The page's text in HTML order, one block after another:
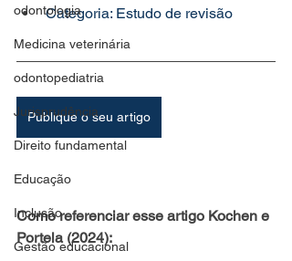
odontologia
Medicina veterinária
odontopediatria
Jurisprudência
Direito fundamental
Educação
Inclusão
Gestão educacional
Categoria: Estudo de revisão
Publique o seu artigo
Como referenciar esse artigo Kochen e
Portela (2024):